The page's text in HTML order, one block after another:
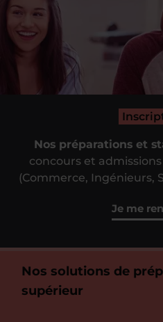
Nos préparations et
concours et
(Commerce, Ingénieurs,
Je me
Nos solutions de
supérieur